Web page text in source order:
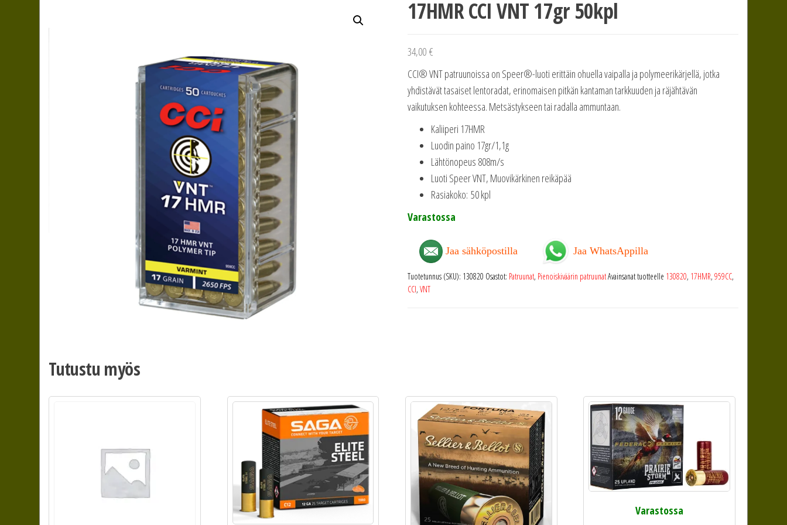
17HMR CCI VNT 17gr 50kpl
34,00 €
CCI® VNT patruunoissa on Speer®-luoti erittäin ohuella vaipalla ja polymeerikärjellä, jotka
yhdistävät tasaiset lentoradat, erinomaisen pitkän kantaman tarkkuuden ja räjähtävän
vaikutuksen kohteessa. Metsästykseen tai radalla ammuntaan.
Kaliiperi 17HMR
Luodin paino 17gr/1,1g
Lähtönopeus 808m/s
Luoti Speer VNT, Muovikärkinen reikäpää
Rasiakoko: 50 kpl
Varastossa
Jaa sähköpostilla Jaa WhatsAppilla
Tuotetunnus (SKU): 130820 Osastot: Patruunat, Pienoiskiväärin patruunatAvainsanat tuotteelle 130820, 17HMR, 959CC,
CCI, VNT
Tutustu myös
Varastossa